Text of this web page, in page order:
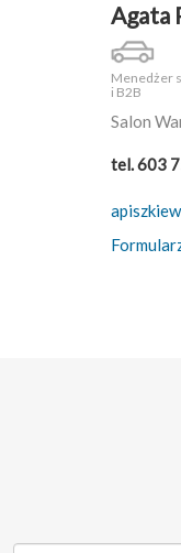
Agata
Menedżer
i B2B
Salon
tel. 603